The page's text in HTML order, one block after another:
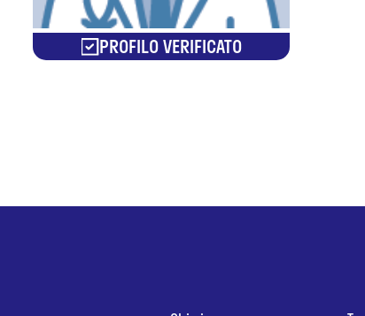
PROFILO VERIFICATO